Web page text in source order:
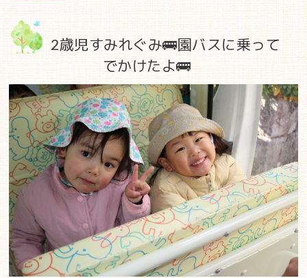
2歳児すみれぐみ🚌園バスに乗って
でかけたよ🚌